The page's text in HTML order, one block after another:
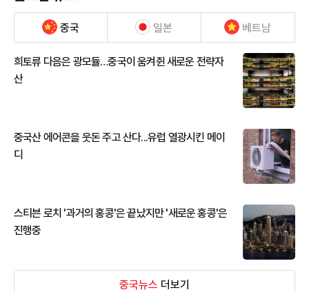
중국 일본 베트남
희토류 다음은 광모듈…중국이 움켜쥔 새로운 전략자
산
중국산 에어콘을 웃돈 주고 산다...유럽 열광시킨 메이
디
스티븐 로치 '과거의 홍콩'은 끝났지만 '새로운 홍콩'은
진행중
중국뉴스 더보기